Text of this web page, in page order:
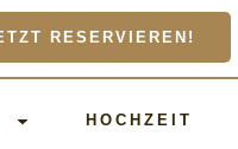
RESERVIEREN!
HOCHZEIT